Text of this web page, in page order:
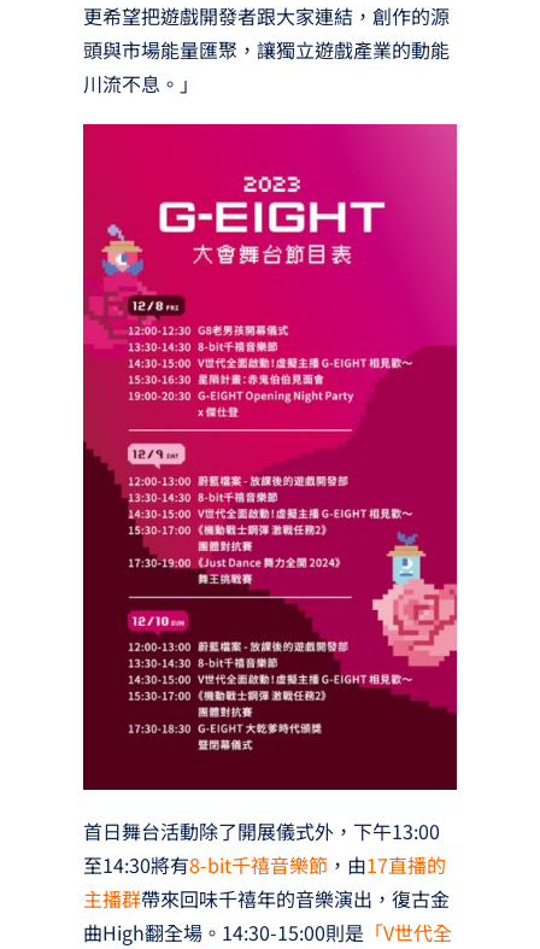
更希望把遊戲開發者跟大家連結，創作的源
頭與市場能量匯聚，讓獨立遊戲產業的動能
川流不息。」
首日舞台活動除了開展儀式外，下午13:00
至14:30將有8-bit千禧音樂節，由17直播的
主播群帶來回味千禧年的音樂演出，復古金
曲High翻全場。14:30-15:00則是 「V世代全